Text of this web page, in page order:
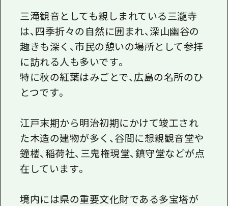
三滝観音としても親しまれている三瀧寺
は、四季折々の自然に囲まれ、深山幽谷の
趣きも深く、市民の憩いの場所として参拝
に訪れる人も多いです。
特に秋の紅葉はみごとで、広島の名所のひ
とつです。
江戸末期から明治初期にかけて竣工され
た木造の建物が多く、谷間に想親観音堂や
鐘楼、稲荷社、三鬼権現堂、鎮守堂などが点
在しています。
境内には県の重要文化財である多宝塔が